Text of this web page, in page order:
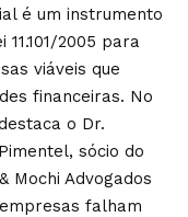
é um instrumento
2005 para
viáveis que
financeiras. No
o Dr.
sócio do
Mochi Advogados
falham